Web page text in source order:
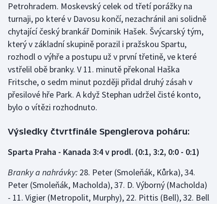
Ragby
Rychlobruslení
Rychlostní kanoistika
Short track
Sportovní střelba
Triatlon
Veslování
Vodní slalom
Petrohradem. Moskevský celek od třetí porážky na
turnaji, po které v Davosu končí, nezachránil ani solidně
chytající český brankář Dominik Hašek. Švýcarský tým,
který v základní skupině porazil i pražskou Spartu,
rozhodl o výhře a postupu už v první třetině, ve které
vstřelil obě branky. V 11. minutě překonal Haška
Fritsche, o sedm minut později přidal druhý zásah v
přesilové hře Park. A když Stephan udržel čisté konto,
bylo o vítězi rozhodnuto.
Výsledky čtvrtfinále Spenglerova poháru:
Sparta Praha - Kanada 3:4 v prodl. (0:1, 3:2, 0:0 - 0:1)
Branky a nahrávky: 28. Peter (Smoleňák, Kůrka), 34.
Peter (Smoleňák, Macholda), 37. D. Výborný (Macholda)
- 11. Vigier (Metropolit, Murphy), 22. Pittis (Bell), 32. Bell